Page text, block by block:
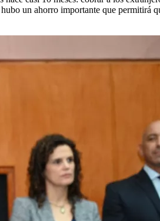
un ahorro importante que permitirá